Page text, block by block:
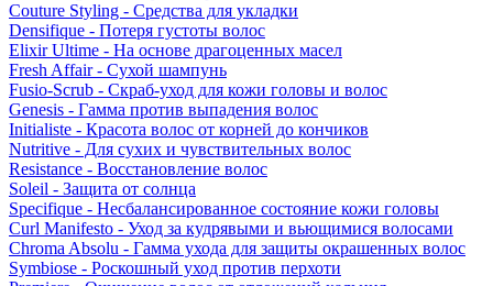
Couture Styling - Средства для укладки
Densifique - Потеря густоты волос
Elixir Ultime - На основе драгоценных масел
Fresh Affair - Сухой шампунь
Fusio-Scrub - Скраб-уход для кожи головы и волос
Genesis - Гамма против выпадения волос
Initialiste - Красота волос от корней до кончиков
Nutritive - Для сухих и чувствительных волос
Resistance - Восстановление волос
Soleil - Защита от солнца
Specifique - Несбалансированное состояние кожи головы
Curl Manifesto - Уход за кудрявыми и вьющимися волосами
Chroma Absolu - Гамма ухода для защиты окрашенных волос
Symbiose - Роскошный уход против перхоти